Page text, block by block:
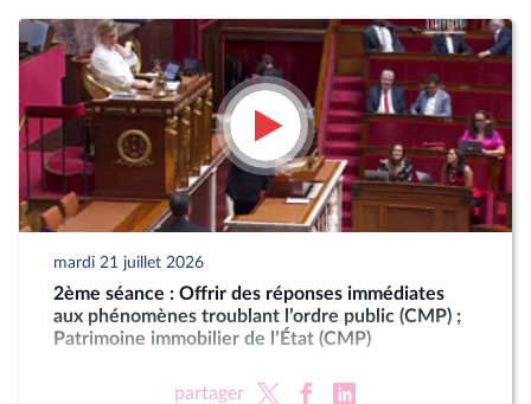
mardi 21 juillet 2026
2ème séance : Offrir des réponses immédiates
aux phénomènes troublant l’ordre public (CMP) ;
Patrimoine immobilier de l’État (CMP)
partager